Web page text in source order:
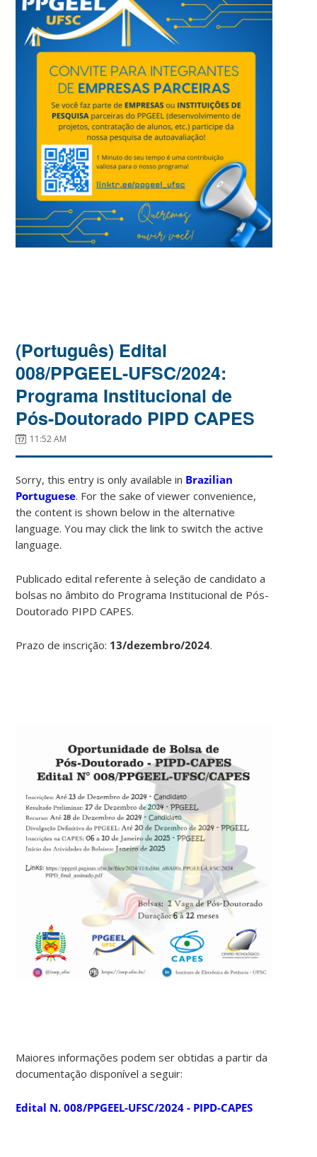
(Português) Edital
008/PPGEEL-UFSC/2024:
Programa Institucional de
Pós-Doutorado PIPD CAPES
11:52 AM
Sorry, this entry is only available in Brazilian
Portuguese. For the sake of viewer convenience,
the content is shown below in the alternative
language. You may click the link to switch the active
language.
Publicado edital referente à seleção de candidato a
bolsas no âmbito do Programa Institucional de Pós-
Doutorado PIPD CAPES.
Prazo de inscrição: 13/dezembro/2024.
Maiores informações podem ser obtidas a partir da
documentação disponível a seguir:
Edital N. 008/PPGEEL-UFSC/2024 - PIPD-CAPES